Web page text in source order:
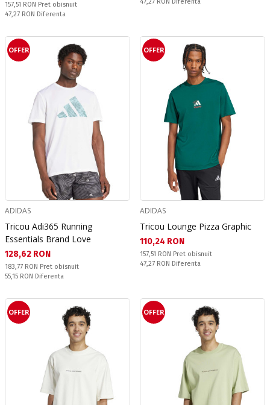
Pret obisnuit:
157,51 RON Pret obisnuit
Спестявате:
47,27 RON Diferenta
47,27 RON Diferenta
OFFER
ADIDAS
Tricou Adi365 Running
Essentials Brand Love
Текуща цена:
128,62 RON
Pret obisnuit:
183,77 RON Pret obisnuit
Спестявате:
55,15 RON Diferenta
OFFER
ADIDAS
Tricou Lounge Pizza Graphic
Текуща цена:
110,24 RON
Pret obisnuit:
157,51 RON Pret obisnuit
Спестявате:
47,27 RON Diferenta
OFFER OFFER